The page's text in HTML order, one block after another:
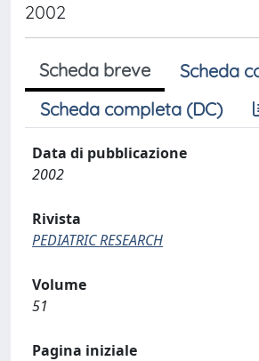
2002
Scheda breve
Scheda
Scheda completa (DC)
Data di pubblicazione
2002
Rivista
PEDIATRIC RESEARCH
Volume
51
Pagina iniziale